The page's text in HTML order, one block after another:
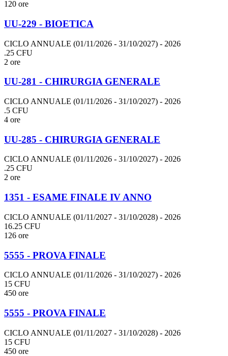
120 ore
UU-229 - BIOETICA
CICLO ANNUALE (01/11/2026 - 31/10/2027) - 2026
.25 CFU
2 ore
UU-281 - CHIRURGIA GENERALE
CICLO ANNUALE (01/11/2026 - 31/10/2027) - 2026
.5 CFU
4 ore
UU-285 - CHIRURGIA GENERALE
CICLO ANNUALE (01/11/2026 - 31/10/2027) - 2026
.25 CFU
2 ore
1351 - ESAME FINALE IV ANNO
CICLO ANNUALE (01/11/2027 - 31/10/2028) - 2026
16.25 CFU
126 ore
5555 - PROVA FINALE
CICLO ANNUALE (01/11/2026 - 31/10/2027) - 2026
15 CFU
450 ore
5555 - PROVA FINALE
CICLO ANNUALE (01/11/2027 - 31/10/2028) - 2026
15 CFU
450 ore